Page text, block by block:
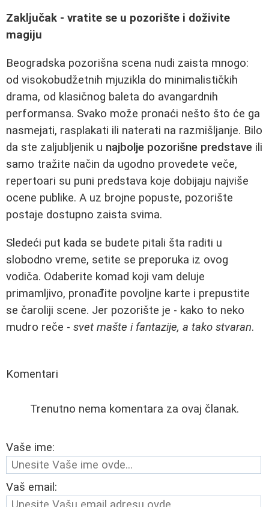
Zaključak - vratite se u pozorište i doživite
magiju
Beogradska pozorišna scena nudi zaista mnogo:
od visokobudžetnih mjuzikla do minimalističkih
drama, od klasičnog baleta do avangardnih
performansa. Svako može pronaći nešto što će ga
nasmejati, rasplakati ili naterati na razmišljanje. Bilo
da ste zaljubljenik u najbolje pozorišne predstave ili
samo tražite način da ugodno provedete veče,
repertoari su puni predstava koje dobijaju najviše
ocene publike. A uz brojne popuste, pozorište
postaje dostupno zaista svima.
Sledeći put kada se budete pitali šta raditi u
slobodno vreme, setite se preporuka iz ovog
vodiča. Odaberite komad koji vam deluje
primamljivo, pronađite povoljne karte i prepustite
se čaroliji scene. Jer pozorište je - kako to neko
mudro reče - svet mašte i fantazije, a tako stvaran.
Komentari
Trenutno nema komentara za ovaj članak.
Vaše ime:
Vaš email: